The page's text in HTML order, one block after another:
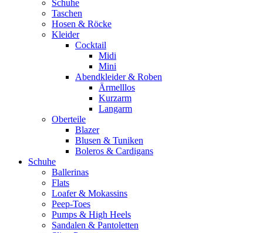
Schuhe
Taschen
Hosen & Röcke
Kleider
Cocktail
Midi
Mini
Abendkleider & Roben
Ärmelllos
Kurzarm
Langarm
Oberteile
Blazer
Blusen & Tuniken
Boleros & Cardigans
Schuhe
Ballerinas
Flats
Loafer & Mokassins
Peep-Toes
Pumps & High Heels
Sandalen & Pantoletten